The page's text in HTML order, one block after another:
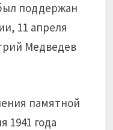
поддержан
11 апреля
Медведев
памятной
1941 года